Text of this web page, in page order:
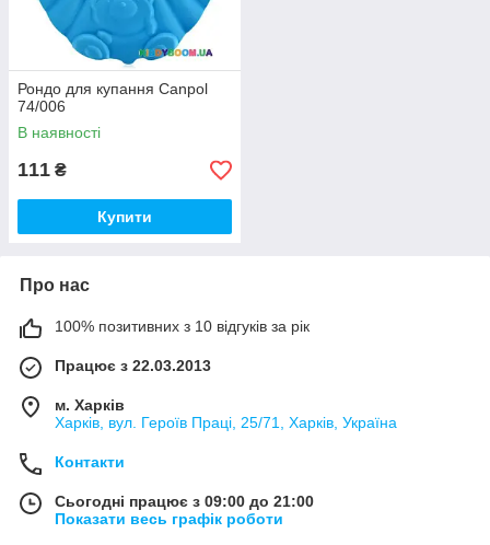
Рондо для купання Canpol
74/006
В наявності
111 ₴
Купити
Про нас
100% позитивних з 10 відгуків за рік
Працює з 22.03.2013
м. Харків
Харків, вул. Героїв Праці, 25/71, Харків, Україна
Контакти
Сьогодні працює з 09:00 до 21:00
Показати весь графік роботи